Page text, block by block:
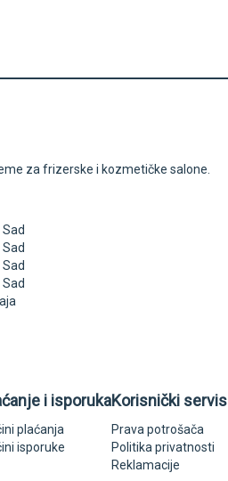
za frizerske i kozmetičke salone.
i isporuka
plaćanja
isporuke
Korisnički servis
Prava potrošača
Politika privatnosti
Reklamacije